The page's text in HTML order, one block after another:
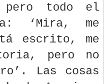
pero todo el
‘Mira, me
escrito, me
pero no
Las cosas